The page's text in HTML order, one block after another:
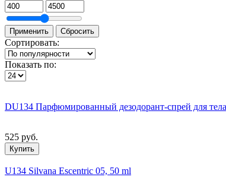
Сортировать:
Показать по:
DU134 Парфюмированный дезодорант-спрей для
525 руб.
Купить
U134 Silvana Escentric 05, 50 ml